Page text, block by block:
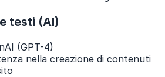
testi (AI)
(GPT-4)
nella creazione di contenuti